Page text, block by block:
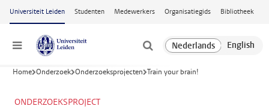
Ga naar hoofdinhoud
Universiteit Leiden Studenten Medewerkers Organisatiegids Bibliotheek
Menu
Home Onderzoek Onderzoeksprojecten Train your brain!
ONDERZOEKSPROJECT